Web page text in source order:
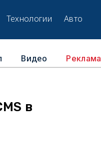
Технологии Авто
Видео Реклама
в